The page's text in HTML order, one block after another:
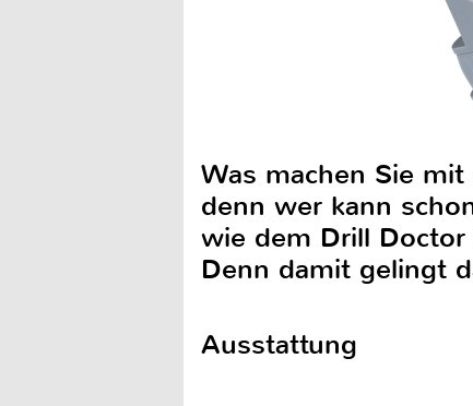
Was machen Sie
denn wer kann
wie dem Drill Doctor
Denn damit gelingt
Ausstattung